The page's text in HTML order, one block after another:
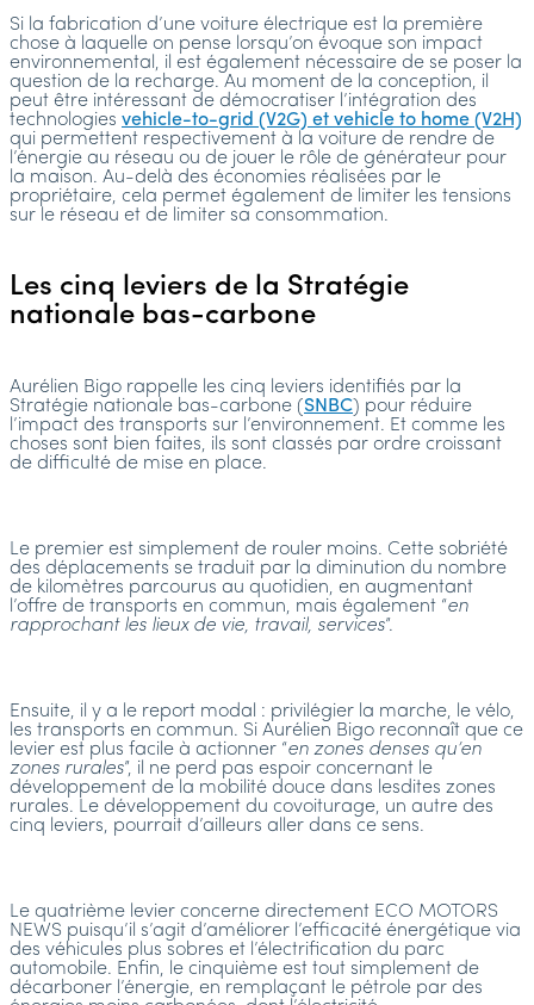
Si la fabrication d’une voiture électrique est la première
chose à laquelle on pense lorsqu’on évoque son impact
environnemental, il est également nécessaire de se poser la
question de la recharge. Au moment de la conception, il
peut être intéressant de démocratiser l’intégration des
technologies vehicle-to-grid (V2G) et vehicle to home (V2H)
qui permettent respectivement à la voiture de rendre de
l’énergie au réseau ou de jouer le rôle de générateur pour
la maison. Au-delà des économies réalisées par le
propriétaire, cela permet également de limiter les tensions
sur le réseau et de limiter sa consommation.
Les cinq leviers de la Stratégie
nationale bas-carbone
Aurélien Bigo rappelle les cinq leviers identifiés par la
Stratégie nationale bas-carbone (SNBC) pour réduire
l’impact des transports sur l’environnement. Et comme les
choses sont bien faites, ils sont classés par ordre croissant
de difficulté de mise en place.
Le premier est simplement de rouler moins. Cette sobriété
des déplacements se traduit par la diminution du nombre
de kilomètres parcourus au quotidien, en augmentant
l’offre de transports en commun, mais également “en
rapprochant les lieux de vie, travail, services”.
Ensuite, il y a le report modal : privilégier la marche, le vélo,
les transports en commun. Si Aurélien Bigo reconnaît que ce
levier est plus facile à actionner “en zones denses qu’en
zones rurales”, il ne perd pas espoir concernant le
développement de la mobilité douce dans lesdites zones
rurales. Le développement du covoiturage, un autre des
cinq leviers, pourrait d’ailleurs aller dans ce sens.
Le quatrième levier concerne directement ECO MOTORS
NEWS puisqu’il s’agit d’améliorer l’efficacité énergétique via
des véhicules plus sobres et l’électrification du parc
automobile. Enfin, le cinquième est tout simplement de
décarboner l’énergie, en remplaçant le pétrole par des